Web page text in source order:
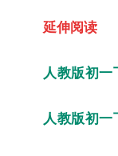
延伸阅读
人教版初
人教版初